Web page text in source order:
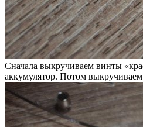
Сначала выкручиваем винты
аккумулятор. Потом